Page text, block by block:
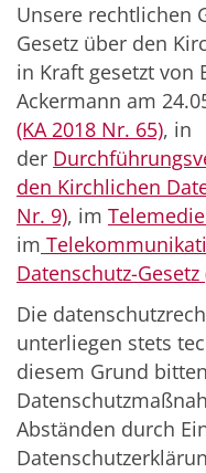
Unsere rechtlichen
Gesetz über den
in Kraft gesetzt von
Ackermann am
(KA 2018 Nr. 65), in
der
den Kirchlichen
Nr. 9), im
im
Datenschutz-Gesetz
Die
unterliegen stets
diesem Grund
Abständen durch